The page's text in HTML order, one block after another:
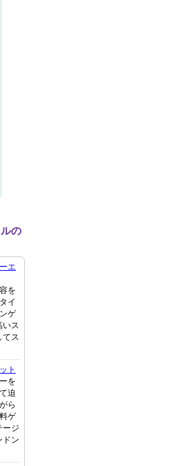
の
エ
を
イ
ゲ
いス
てス
ト
を
迫
ら
ゲ
ージ
ドン